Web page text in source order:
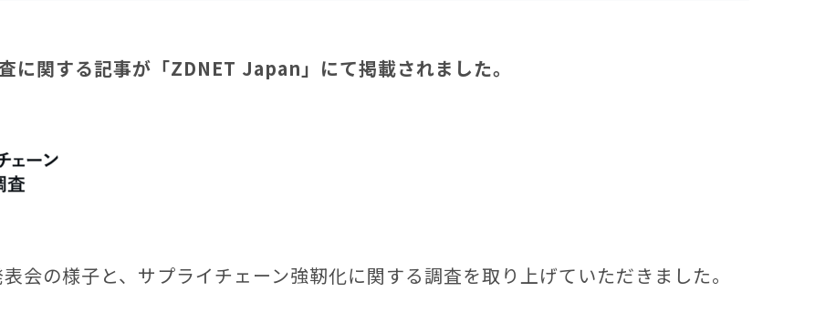
に関する記事が「ZDNET Japan」にて掲載されました。
会の様子と、サプライチェーン強靭化に関する調査を取り上げていただきました。